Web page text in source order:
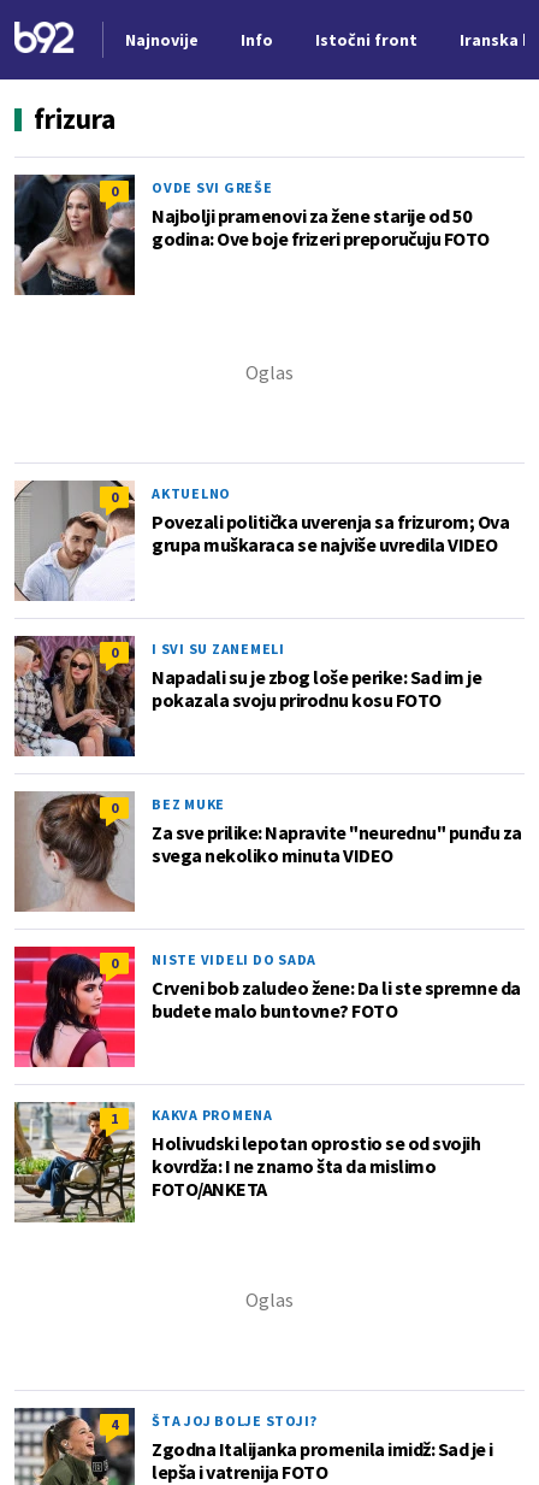
Najnovije Info Istočni front Iranska
frizura
0 OVDE SVI GREŠE
Najbolji pramenovi za žene starije od 50
godina: Ove boje frizeri preporučuju FOTO
0 AKTUELNO
Povezali politička uverenja sa frizurom; Ova
grupa muškaraca se najviše uvredila VIDEO
0 I SVI SU ZANEMELI
Napadali su je zbog loše perike: Sad im je
pokazala svoju prirodnu kosu FOTO
0 BEZ MUKE
Za sve prilike: Napravite "neurednu" punđu za
svega nekoliko minuta VIDEO
0 NISTE VIDELI DO SADA
Crveni bob zaludeo žene: Da li ste spremne da
budete malo buntovne? FOTO
1 KAKVA PROMENA
Holivudski lepotan oprostio se od svojih
kovrdža: I ne znamo šta da mislimo
FOTO/ANKETA
4 ŠTA JOJ BOLJE STOJI?
Zgodna Italijanka promenila imidž: Sad je i
lepša i vatrenija FOTO